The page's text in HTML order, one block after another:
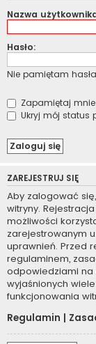
Nazwa
Hasło:
Nie pamiętam hasła
Zapamiętaj mnie
Ukryj mój status
ZAREJESTRUJ SIĘ
Aby zalogować
witryny.
możliwości
zarejestrowanym
uprawnień. Przed
regulaminem,
odpowiedziami na
wyjaśnionych
funkcjonowania
Regulamin |